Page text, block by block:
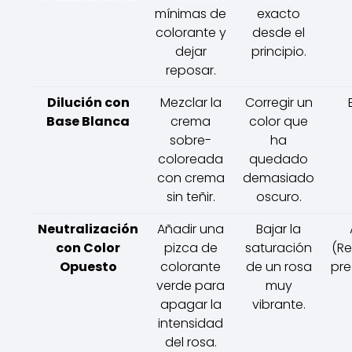
mínimas de
colorante y
dejar
reposar.
exacto
desde el
principio.
Dilución con
Base Blanca
Mezclar la
crema
sobre-
coloreada
con crema
sin teñir.
Corregir un
color que
ha
quedado
demasiado
oscuro.
Neutralización
con Color
Opuesto
Añadir una
pizca de
colorante
verde para
apagar la
intensidad
del rosa.
Bajar la
saturación
de un rosa
muy
vibrante.